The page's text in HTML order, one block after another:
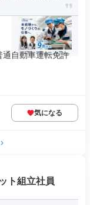
通自動車運転免許
気になる
ト組立社員